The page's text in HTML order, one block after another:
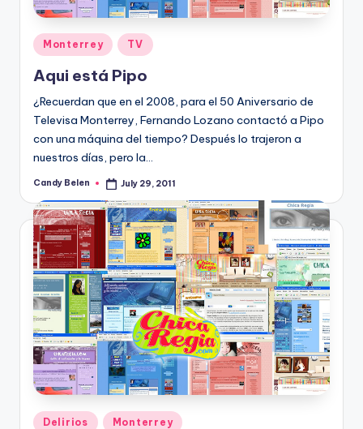
Posted
in
Monterrey TV
Aqui está Pipo
¿Recuerdan que en el 2008, para el 50 Aniversario de
Televisa Monterrey, Fernando Lozano contactó a Pipo
con una máquina del tiempo? Después lo trajeron a
nuestros dí­as, pero la…
Posted
Candy Belen July 29, 2011
Posted
Delirios Monterrey